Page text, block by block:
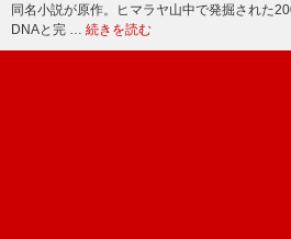
同名小説が原作。ヒマラヤ山中で発掘された
DNAと完 … 続きを読む